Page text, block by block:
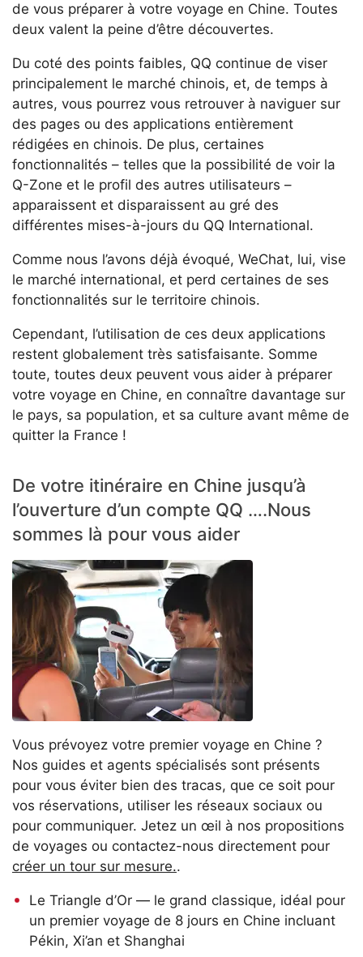
de vous préparer à votre voyage en Chine. Toutes
deux valent la peine d’être découvertes.
Du coté des points faibles, QQ continue de viser
principalement le marché chinois, et, de temps à
autres, vous pourrez vous retrouver à naviguer sur
des pages ou des applications entièrement
rédigées en chinois. De plus, certaines
fonctionnalités – telles que la possibilité de voir la
Q-Zone et le profil des autres utilisateurs –
apparaissent et disparaissent au gré des
différentes mises-à-jours du QQ International.
Comme nous l’avons déjà évoqué, WeChat, lui, vise
le marché international, et perd certaines de ses
fonctionnalités sur le territoire chinois.
Cependant, l’utilisation de ces deux applications
restent globalement très satisfaisante. Somme
toute, toutes deux peuvent vous aider à préparer
votre voyage en Chine, en connaître davantage sur
le pays, sa population, et sa culture avant même de
quitter la France !
De votre itinéraire en Chine jusqu’à
l’ouverture d’un compte QQ ….Nous
sommes là pour vous aider
Vous prévoyez votre premier voyage en Chine ?
Nos guides et agents spécialisés sont présents
pour vous éviter bien des tracas, que ce soit pour
vos réservations, utiliser les réseaux sociaux ou
pour communiquer. Jetez un œil à nos propositions
de voyages ou contactez-nous directement pour
créer un tour sur mesure..
Le Triangle d’Or — le grand classique, idéal pour
un premier voyage de 8 jours en Chine incluant
Pékin, Xi’an et Shanghai